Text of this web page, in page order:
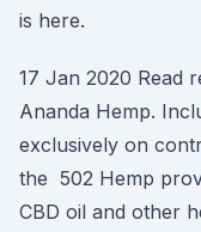
is here.
17 Jan 2020 Read
Ananda Hemp.
exclusively on
the 502 Hemp
CBD oil and other